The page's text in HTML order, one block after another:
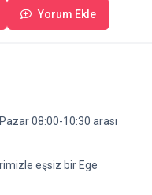
Yorum Ekle
08:00-10:30 arası
eşsiz bir Ege